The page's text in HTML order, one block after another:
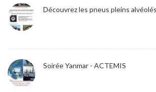
Découvrez les pneus pleins alvéolés
Soirée Yanmar - ACTEMIS